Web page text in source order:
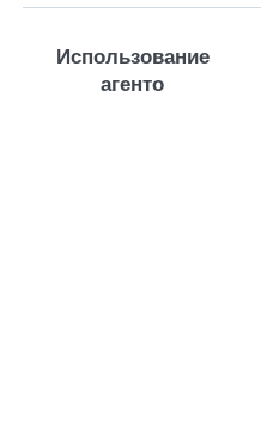
Использование
агенто